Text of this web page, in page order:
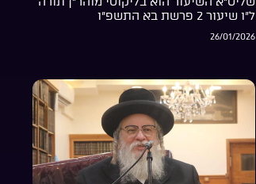
ל”ו שיעור 2 פרשת בא התשפ”ו
26/01/2026